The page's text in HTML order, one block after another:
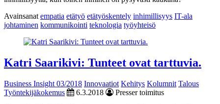
Avainsanat empatia etätyö etätyöskentely inhimillisyys IT-ala
johtaminen kommunikointi teknologia työyhteisö
Katri Saarikivi: Tunteet ovat tarttuvia.
Business Insight 03/2018 Innovaatiot Kehitys Kolumnit Talous
Työntekijäkokemus
6.3.2018
Presser toimitus